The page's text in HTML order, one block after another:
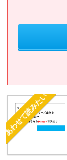
あわせて読みたい